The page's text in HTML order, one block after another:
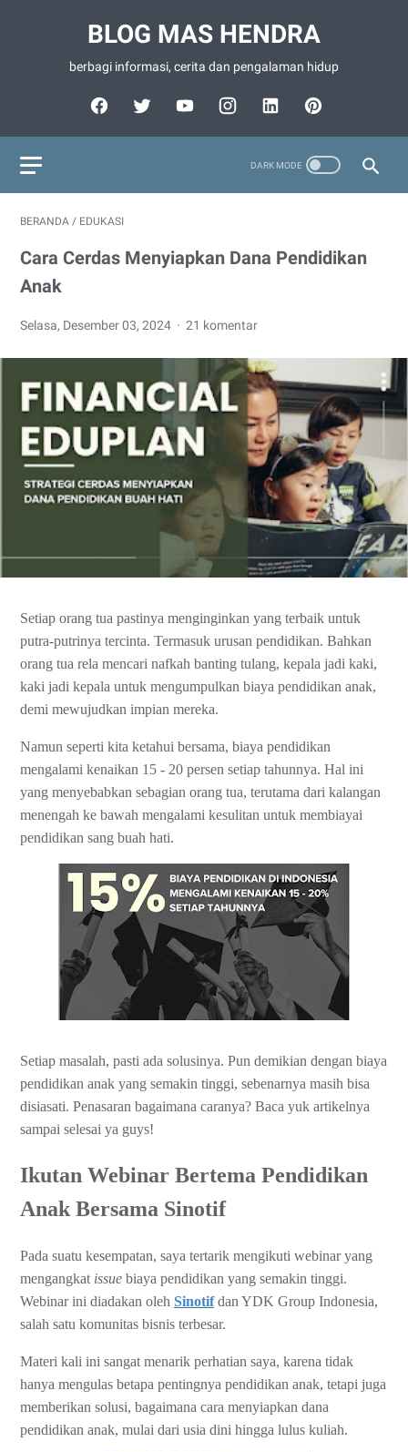
BLOG MAS HENDRA
berbagi informasi, cerita dan pengalaman hidup
BERANDA / EDUKASI
Cara Cerdas Menyiapkan Dana Pendidikan
Anak
Selasa, Desember 03, 2024 21 komentar
Setiap orang tua pastinya menginginkan yang terbaik untuk
putra-putrinya tercinta. Termasuk urusan pendidikan. Bahkan
orang tua rela mencari nafkah banting tulang, kepala jadi kaki,
kaki jadi kepala untuk mengumpulkan biaya pendidikan anak,
demi mewujudkan impian mereka.
Namun seperti kita ketahui bersama, biaya pendidikan
mengalami kenaikan 15 - 20 persen setiap tahunnya. Hal ini
yang menyebabkan sebagian orang tua, terutama dari kalangan
menengah ke bawah mengalami kesulitan untuk membiayai
pendidikan sang buah hati.
Setiap masalah, pasti ada solusinya. Pun demikian dengan biaya
pendidikan anak yang semakin tinggi, sebenarnya masih bisa
disiasati. Penasaran bagaimana caranya? Baca yuk artikelnya
sampai selesai ya guys!
Ikutan Webinar Bertema Pendidikan
Anak Bersama Sinotif
Pada suatu kesempatan, saya tertarik mengikuti webinar yang
mengangkat issue biaya pendidikan yang semakin tinggi.
Webinar ini diadakan oleh Sinotifdan YDK Group Indonesia,
salah satu komunitas bisnis terbesar.
Materi kali ini sangat menarik perhatian saya, karena tidak
hanya mengulas betapa pentingnya pendidikan anak, tetapi juga
memberikan solusi, bagaimana cara menyiapkan dana
pendidikan anak, mulai dari usia dini hingga lulus kuliah.